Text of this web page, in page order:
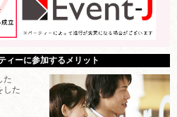
ィーに参加するメリット
た
した